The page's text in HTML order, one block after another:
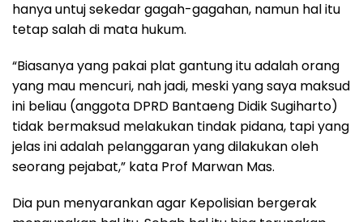
hanya untuj sekedar gagah-gagahan, namun hal itu
tetap salah di mata hukum.
“Biasanya yang pakai plat gantung itu adalah orang
yang mau mencuri, nah jadi, meski yang saya maksud
ini beliau (anggota DPRD Bantaeng Didik Sugiharto)
tidak bermaksud melakukan tindak pidana, tapi yang
jelas ini adalah pelanggaran yang dilakukan oleh
seorang pejabat,” kata Prof Marwan Mas.
Dia pun menyarankan agar Kepolisian bergerak